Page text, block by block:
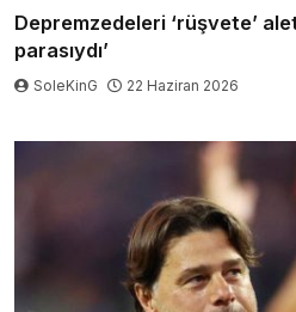
Depremzedeleri ‘rüşvete’
parasıydı’
SoleKinG 22 Haziran 2026